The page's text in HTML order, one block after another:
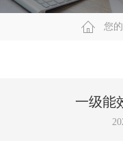
您
一级能